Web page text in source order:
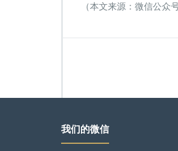
（本文来源：微信公众
我们的微信